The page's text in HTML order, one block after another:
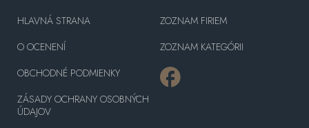
HLAVNÁ STRANA
O OCENENÍ
OBCHODNÉ PODMIENKY
ZÁSADY OCHRANY OSOBNÝCH
ÚDAJOV
ZOZNAM FIRIEM
ZOZNAM KATEGÓRII